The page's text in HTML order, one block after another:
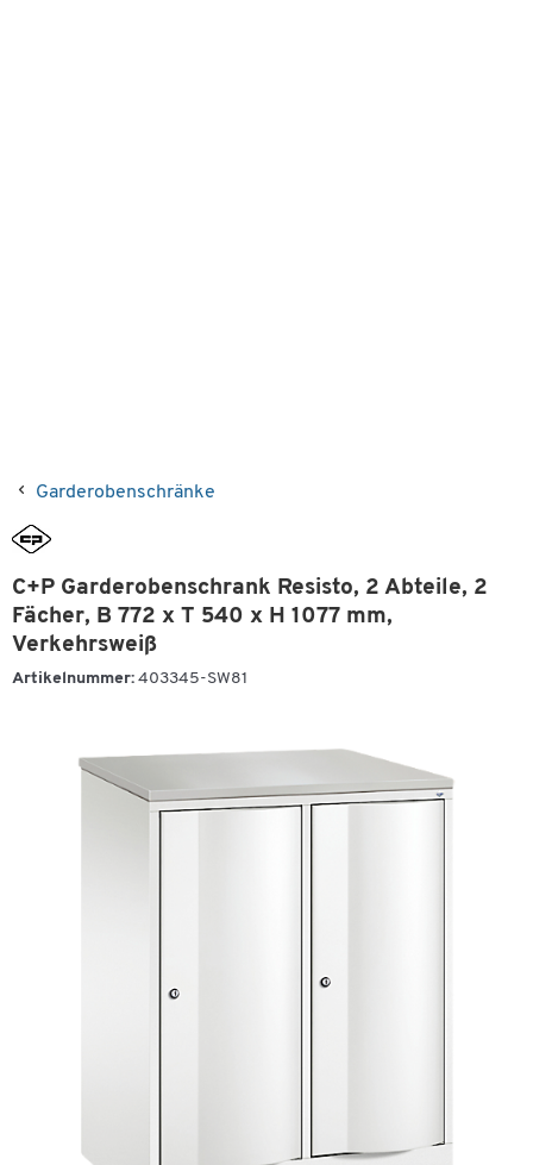
Garderobenschränke
C+P Garderobenschrank Resisto, 2 Abteile, 2
Fächer, B 772 x T 540 x H 1077 mm,
Verkehrsweiß
Artikelnummer: 403345-SW81